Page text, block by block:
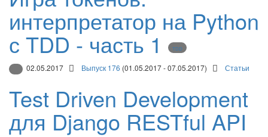
интерпретатор на Python
с TDD - часть 1 TDD
02.05.2017 Выпуск 176 (01.05.2017 - 07.05.2017) Статьи
Test Driven Development
для Django RESTful API